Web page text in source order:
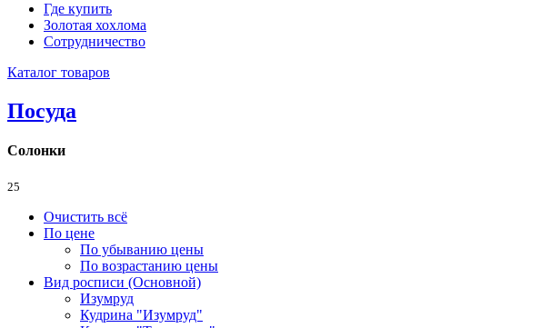
Где купить
Золотая хохлома
Сотрудничество
Каталог товаров
Посуда
Солонки
25
Очистить всё
По цене
По убыванию цены
По возрастанию цены
Вид росписи (Основной)
Изумруд
Кудрина "Изумруд"